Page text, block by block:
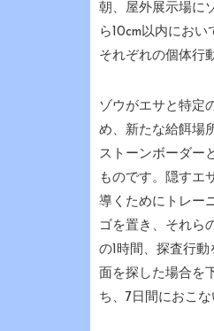
朝、屋外展示場に
ら10cm以内にお
それぞれの個体行
ゾウがエサと特定
め、新たな給餌場
ストーンボーダー
ものです。隠すエ
導くためにトレー
ゴを置き、それら
の1時間、探査行
面を探した場合を
ち、7日間におこな